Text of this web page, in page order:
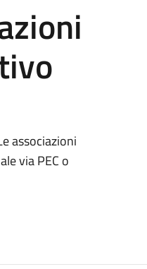
associazioni
via PEC o